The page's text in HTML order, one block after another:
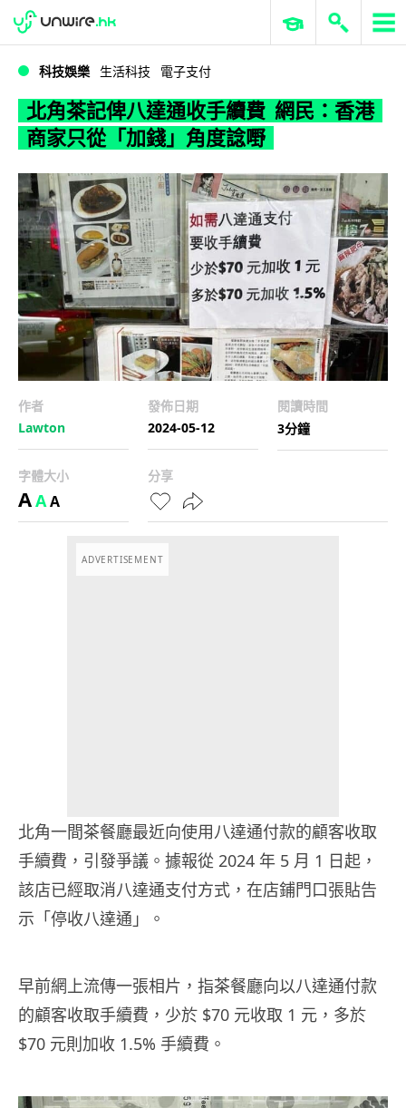
WWDC 2026 ERP 與商業 AI
科技娛樂 生活科技 電子支付
北角茶記俾八達通收手續費 網民：香港
商家只從「加錢」角度諗嘢
作者
Lawton
發佈日期
2024-05-12
閱讀時間
3分鐘
字體大小
AAA
分享
ADVERTISEMENT
北角一間茶餐廳最近向使用八達通付款的顧客收取
手續費，引發爭議。據報從 2024 年 5 月 1 日起，
該店已經取消八達通支付方式，在店鋪門口張貼告
示「停收八達通」。
早前網上流傳一張相片，指茶餐廳向以八達通付款
的顧客收取手續費，少於 $70 元收取 1 元，多於
$70 元則加收 1.5% 手續費。